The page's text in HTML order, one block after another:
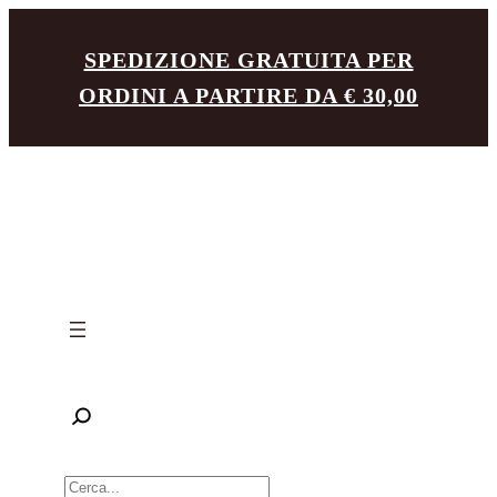
contenuto
SPEDIZIONE GRATUITA PER
ORDINI A PARTIRE DA € 30,00
R